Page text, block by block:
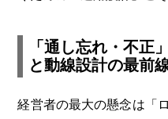
「通し忘れ・不正
と動線設計の最前
経営者の最大の懸念は「